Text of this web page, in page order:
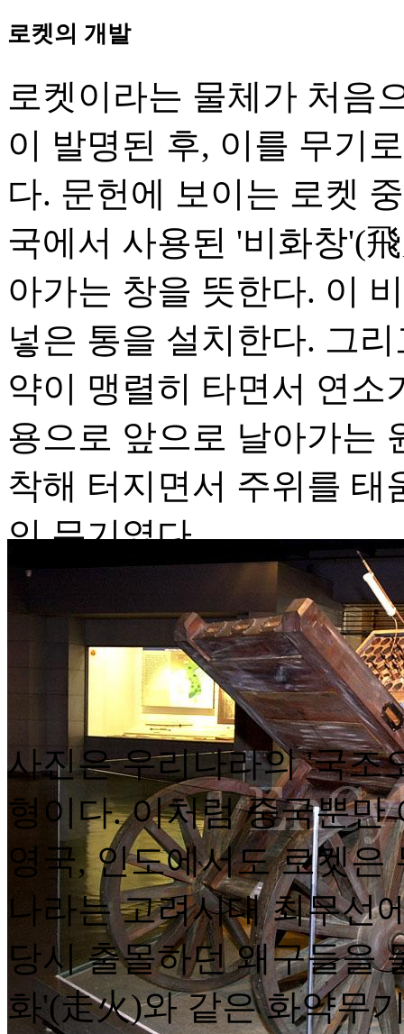
로켓의 개발
로켓이라는 물체가 처음
이 발명된 후, 이를 무기
다. 문헌에 보이는 로켓
국에서 사용된 '비화창'(
아가는 창을 뜻한다. 이
넣은 통을 설치한다. 그
약이 맹렬히 타면서 연소
용으로 앞으로 날아가는
착해 터지면서 주위를 태
인 무기였다.
사진은 우리나라의 '국조
형이다. 이처럼 중국뿐만
영국, 인도에서도 로켓
나라는 고려시대 최무선
당시 출몰하던 왜구들을
화'(走火)와 같은 화약무